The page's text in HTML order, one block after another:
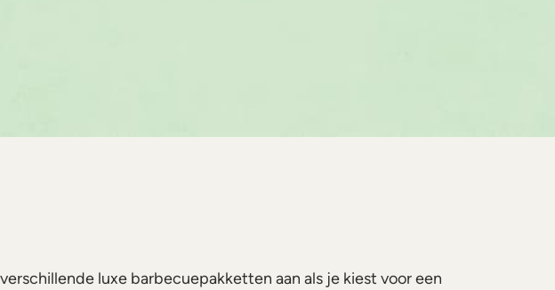
luxe barbecuepakketten aan als je kiest voor een